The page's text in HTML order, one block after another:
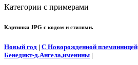
Категории с примерами
Картинки JPG с кодом и стилями.
Новый год | С Новорожденной племянницей
Бенедикт-д.Ангела,именины |